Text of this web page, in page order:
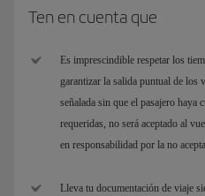
Ten en cuenta que
Es imprescindible respetar los
garantizar la salida puntual de los
señalada sin que el pasajero haya
requeridas, no será aceptado al
en responsabilidad por la no
Lleva tu documentación de viaje